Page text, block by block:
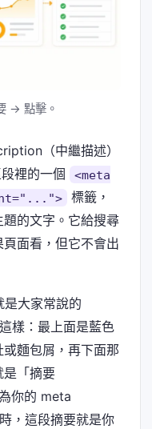
→ 點擊。
（中繼描述）
裡的一個
<meta
標籤，
的文字。它給搜尋
面看，但它不會出
大家常說的
樣：最上面是藍色
麵包屑，再下面那
是「摘要
你的 meta
，這段摘要就是你